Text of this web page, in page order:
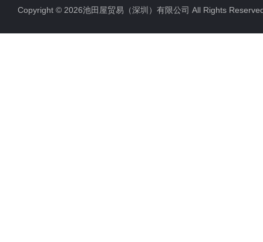
Copyright © 2026池田屋贸易（深圳）有限公司 All Rights